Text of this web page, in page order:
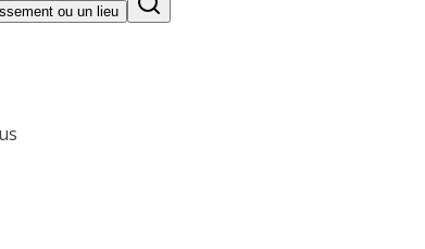
ou un lieu